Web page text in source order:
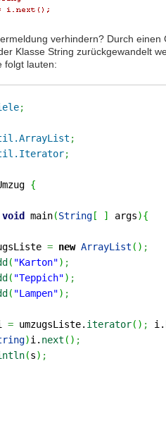
verhindern? Durch einen
Klasse String zurückgewandelt
folgt lauten:
;
;
;
{
void main(String [ ] args){
= new ArrayList ( ) ;
( "Karton") ;
( "Teppich") ;
( "Lampen") ;
= umzugsListe. iterator( ) ; i.
)i. next ( ) ;
(s) ;